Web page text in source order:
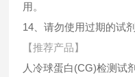
用。
14、请勿使用过期的试剂
【推荐产品】
人冷球蛋白(CG)检测试